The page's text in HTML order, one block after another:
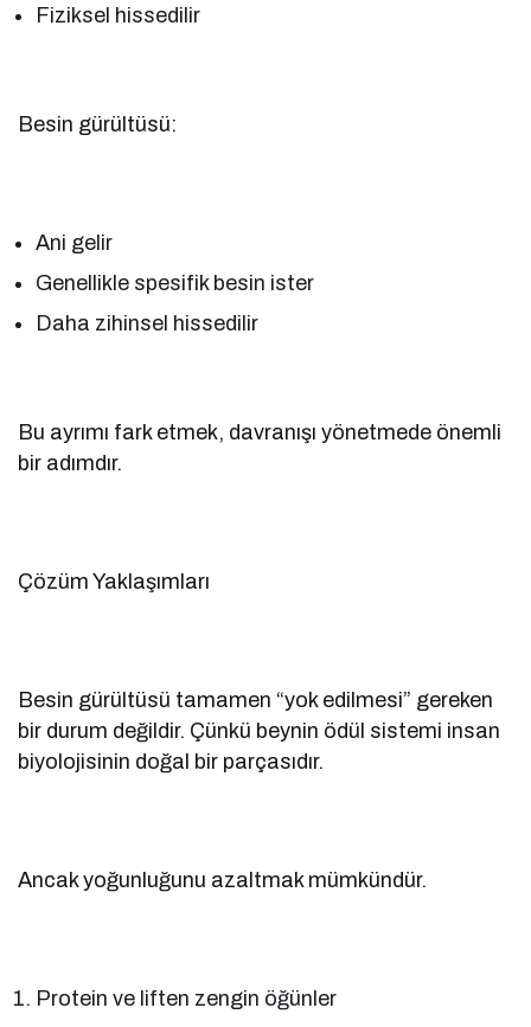
Fiziksel hissedilir
Besin gürültüsü:
Ani gelir
Genellikle spesifik besin ister
Daha zihinsel hissedilir
Bu ayrımı fark etmek, davranışı yönetmede önemli
bir adımdır.
Çözüm Yaklaşımları
Besin gürültüsü tamamen “yok edilmesi” gereken
bir durum değildir. Çünkü beynin ödül sistemi insan
biyolojisinin doğal bir parçasıdır.
Ancak yoğunluğunu azaltmak mümkündür.
Protein ve liften zengin öğünler